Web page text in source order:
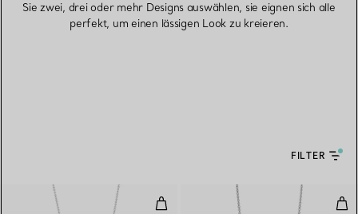
Sie zwei, drei oder mehr Designs auswählen, sie eignen sich alle
perfekt, um einen lässigen Look zu kreieren.
FILTER
Open Circle Anhänger